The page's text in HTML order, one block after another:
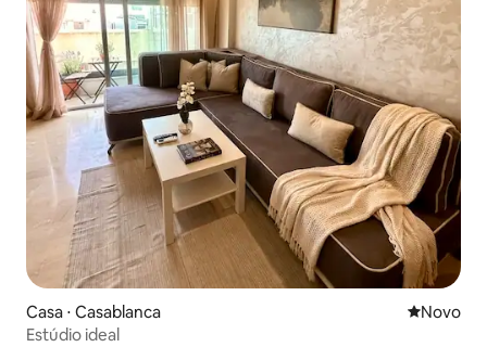
Casa ⋅ Casablanca Novo
Novo
Estúdio ideal